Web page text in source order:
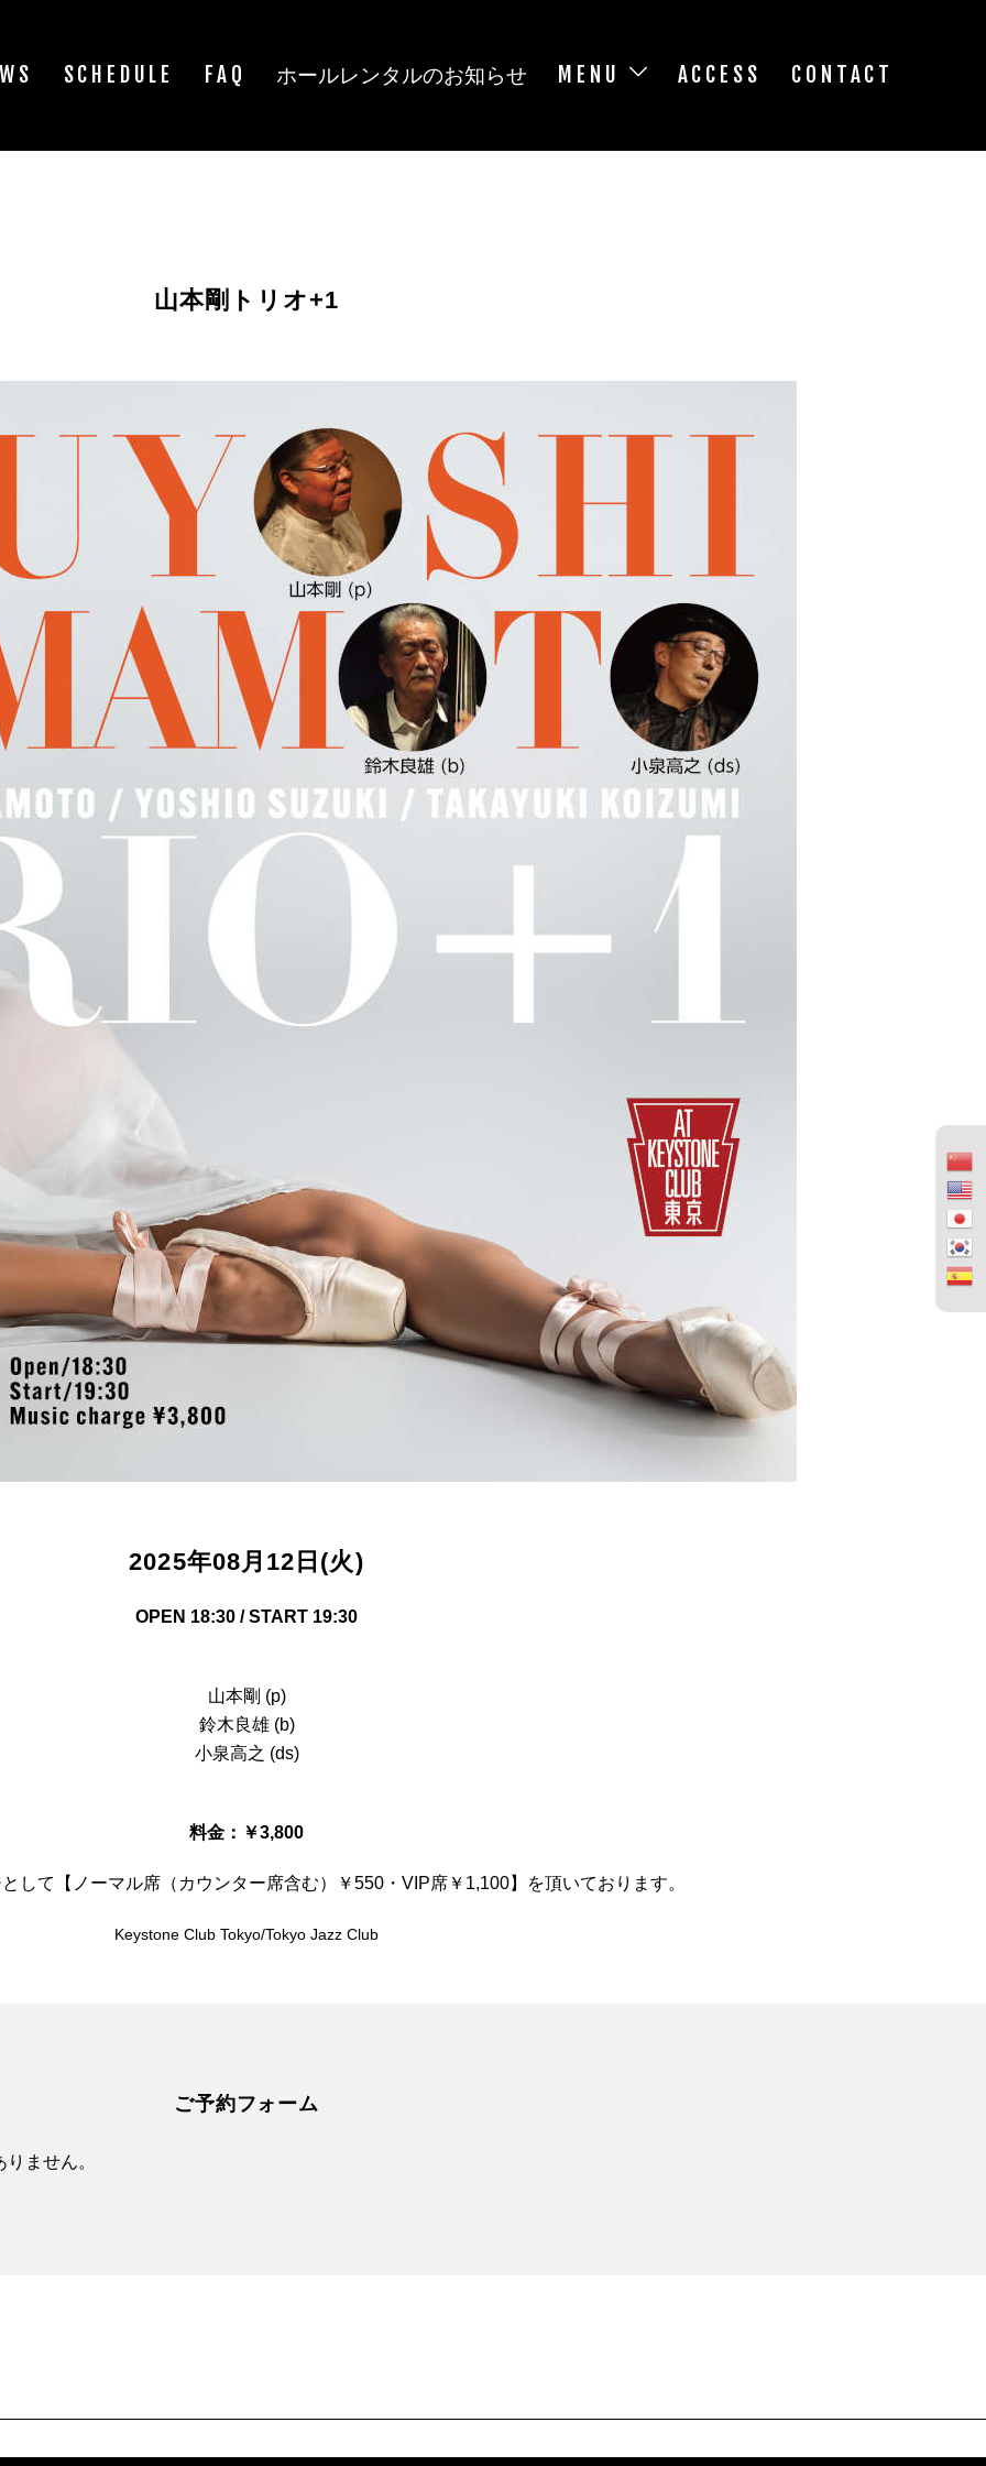
SCHEDULE FAQ ホールレンタルのお知らせ MENU ACCESS CONTACT
山本剛トリオ+1
2025年08月12日(火)
OPEN 18:30 / START 19:30
山本剛 (p)
鈴木良雄 (b)
小泉高之 (ds)
料金：￥3,800
して【ノーマル席（カウンター席含む）￥550・VIP席￥1,100】を頂いております。
Keystone Club Tokyo/Tokyo Jazz Club
ご予約フォーム
ません。